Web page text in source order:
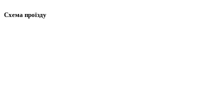
Схема проїзду